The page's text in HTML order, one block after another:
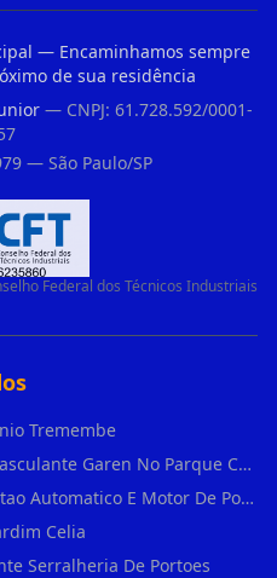
— Encaminhamos sempre
de sua residência
— CNPJ: 61.728.592/0001-
— São Paulo/SP
Federal dos Técnicos Industriais
Tremembe
Motor De Portao Automatico Basculante Garen No Parque Colonial
Duvidas De Clientes Sobre Portao Automatico E Motor De Portao Motor Basculante Seg
Celia
Serralheria De Portoes